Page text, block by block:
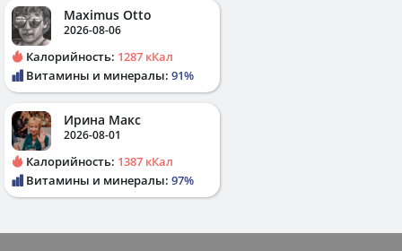
Maximus Otto
2026-08-06
Калорийность: 1287 кКал
Витамины и минералы: 91%
Ирина Макс
2026-08-01
Калорийность: 1387 кКал
Витамины и минералы: 97%